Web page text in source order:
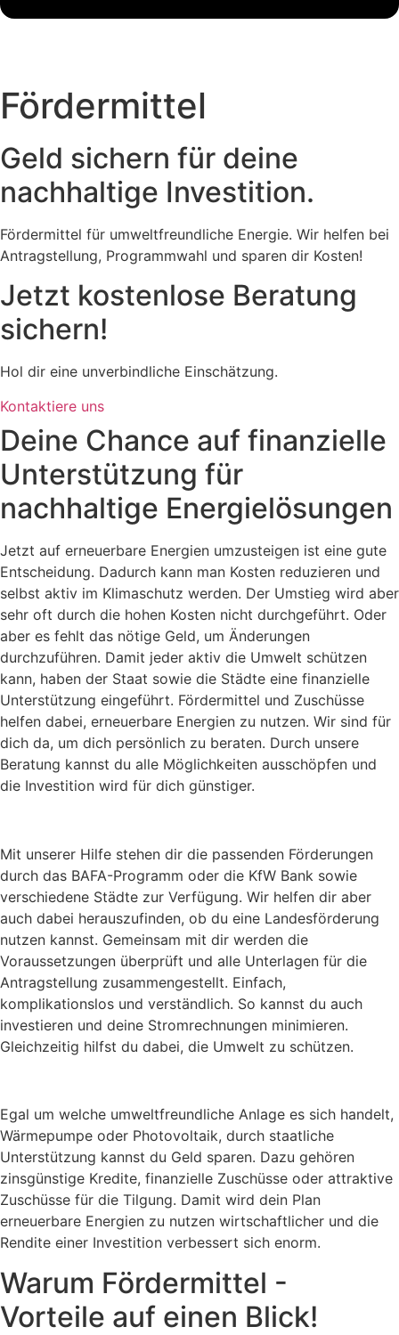
Fördermittel
Geld sichern für deine
nachhaltige Investition.
Fördermittel für umweltfreundliche Energie. Wir helfen bei
Antragstellung, Programmwahl und sparen dir Kosten!
Jetzt kostenlose Beratung
sichern!
Hol dir eine unverbindliche Einschätzung.
Kontaktiere uns
Deine Chance auf finanzielle
Unterstützung für
nachhaltige Energielösungen
Jetzt auf erneuerbare Energien umzusteigen ist eine gute
Entscheidung. Dadurch kann man Kosten reduzieren und
selbst aktiv im Klimaschutz werden. Der Umstieg wird aber
sehr oft durch die hohen Kosten nicht durchgeführt. Oder
aber es fehlt das nötige Geld, um Änderungen
durchzuführen. Damit jeder aktiv die Umwelt schützen
kann, haben der Staat sowie die Städte eine finanzielle
Unterstützung eingeführt. Fördermittel und Zuschüsse
helfen dabei, erneuerbare Energien zu nutzen. Wir sind für
dich da, um dich persönlich zu beraten. Durch unsere
Beratung kannst du alle Möglichkeiten ausschöpfen und
die Investition wird für dich günstiger.
Mit unserer Hilfe stehen dir die passenden Förderungen
durch das BAFA-Programm oder die KfW Bank sowie
verschiedene Städte zur Verfügung. Wir helfen dir aber
auch dabei herauszufinden, ob du eine Landesförderung
nutzen kannst. Gemeinsam mit dir werden die
Voraussetzungen überprüft und alle Unterlagen für die
Antragstellung zusammengestellt. Einfach,
komplikationslos und verständlich. So kannst du auch
investieren und deine Stromrechnungen minimieren.
Gleichzeitig hilfst du dabei, die Umwelt zu schützen.
Egal um welche umweltfreundliche Anlage es sich handelt,
Wärmepumpe oder Photovoltaik, durch staatliche
Unterstützung kannst du Geld sparen. Dazu gehören
zinsgünstige Kredite, finanzielle Zuschüsse oder attraktive
Zuschüsse für die Tilgung. Damit wird dein Plan
erneuerbare Energien zu nutzen wirtschaftlicher und die
Rendite einer Investition verbessert sich enorm.
Warum Fördermittel -
Vorteile auf einen Blick!